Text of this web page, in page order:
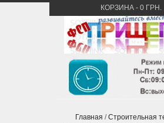
КОРЗИНА - 0 ГРН.
Главная /Строительная